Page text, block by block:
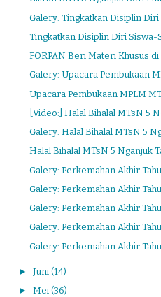
Galery: Tingkatkan Disiplin Diri
Tingkatkan Disiplin Diri Siswa-
FORPAN Beri Materi Khusus
Galery: Upacara Pembukaan
Upacara Pembukaan MPLM
[Video:] Halal Bihalal MTsN 5
Galery: Halal Bihalal MTsN 5
Halal Bihalal MTsN 5 Nganjuk
Galery: Perkemahan Akhir
Galery: Perkemahan Akhir
Galery: Perkemahan Akhir
Galery: Perkemahan Akhir
Galery: Perkemahan Akhir
► Juni (14)
► Mei (36)